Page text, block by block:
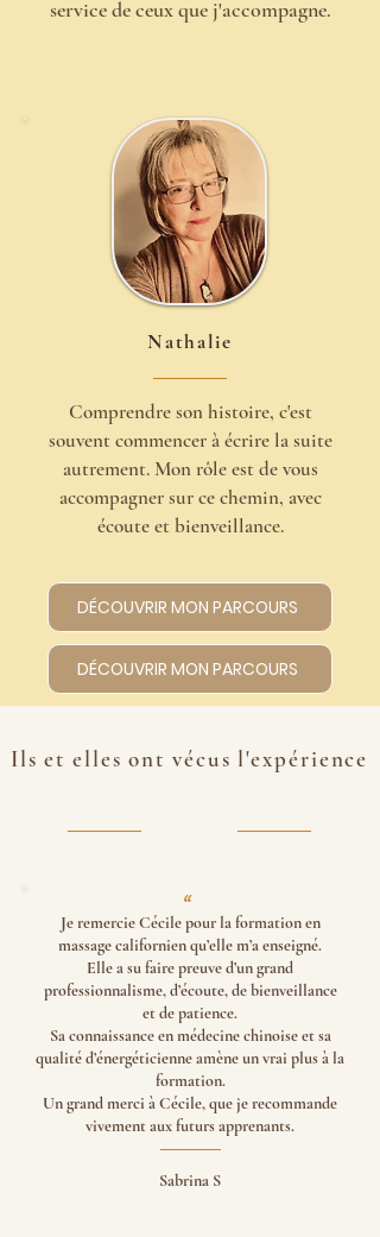
service de ceux que j'accompagne.
Nathalie
Comprendre son histoire, c'est
souvent commencer à écrire la suite
autrement. Mon rôle est de vous
accompagner sur ce chemin, avec
écoute et bienveillance.
DÉCOUVRIR MON PARCOURS
DÉCOUVRIR MON PARCOURS
Ils et elles ont vécus l'expérience
''
Je remercie Cécile pour la formation en
massage californien qu’elle m’a enseigné.
Elle a su faire preuve d’un grand
professionnalisme, d’écoute, de bienveillance
et de patience.
Sa connaissance en médecine chinoise et sa
qualité d’énergéticienne amène un vrai plus à la
formation.
Un grand merci à Cécile, que je recommande
vivement aux futurs apprenants.
Sabrina S